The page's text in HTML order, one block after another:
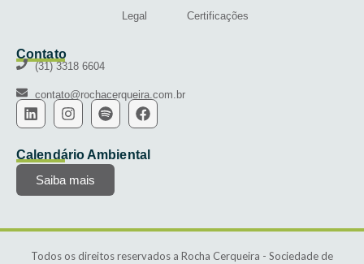
Legal
Certificações
Contato
(31) 3318 6604
contato@rochacerqueira.com.br
Calendário Ambiental
Saiba mais
Todos os direitos reservados a Rocha Cerqueira - Sociedade de